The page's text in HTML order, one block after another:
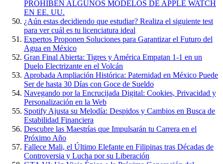
PROHÍBEN ALGUNOS MODELOS DE APPLE WATCH
EN EE. UU.
¿Aún estas decidiendo que estudiar? Realiza el siguiente test
para ver cuál es tu licenciatura ideal
Expertos Proponen Soluciones para Garantizar el Futuro del
Agua en México
Gran Final Abierta: Tigres y América Empatan 1-1 en un
Duelo Electrizante en el Volcán
Aprobada Ampliación Histórica: Paternidad en México Puede
Ser de hasta 30 Días con Goce de Sueldo
Navegando por la Encrucijada Digital: Cookies, Privacidad y
Personalización en la Web
Spotify Ajusta su Melodía: Despidos y Cambios en Busca de
Estabilidad Financiera
Descubre las Maestrías que Impulsarán tu Carrera en el
Próximo Año
Fallece Mali, el Último Elefante en Filipinas tras Décadas de
Controversia y Lucha por su Liberación